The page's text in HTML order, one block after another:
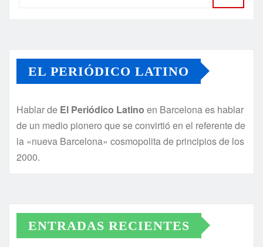
EL PERIÓDICO LATINO
Hablar de El Periódico Latino en Barcelona es hablar
de un medio pionero que se convirtió en el referente de
la «nueva Barcelona» cosmopolita de principios de los
2000.
ENTRADAS RECIENTES